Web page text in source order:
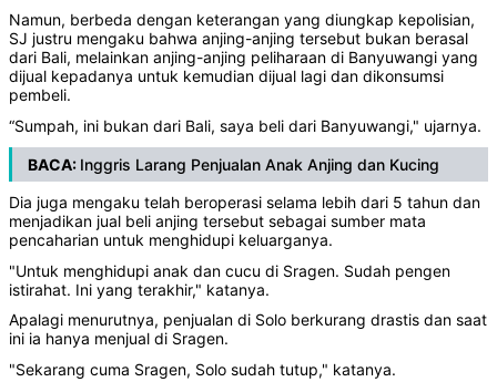
Namun, berbeda dengan keterangan yang diungkap kepolisian,
SJ justru mengaku bahwa anjing-anjing tersebut bukan berasal
dari Bali, melainkan anjing-anjing peliharaan di Banyuwangi yang
dijual kepadanya untuk kemudian dijual lagi dan dikonsumsi
pembeli.
“Sumpah, ini bukan dari Bali, saya beli dari Banyuwangi," ujarnya.
BACA: Inggris Larang Penjualan Anak Anjing dan Kucing
Dia juga mengaku telah beroperasi selama lebih dari 5 tahun dan
menjadikan jual beli anjing tersebut sebagai sumber mata
pencaharian untuk menghidupi keluarganya.
"Untuk menghidupi anak dan cucu di Sragen. Sudah pengen
istirahat. Ini yang terakhir," katanya.
Apalagi menurutnya, penjualan di Solo berkurang drastis dan saat
ini ia hanya menjual di Sragen.
"Sekarang cuma Sragen, Solo sudah tutup," katanya.